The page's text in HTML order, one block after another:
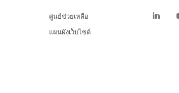
ศูนย์ช่วยเหลือ
แผนผังเว็บไซต์